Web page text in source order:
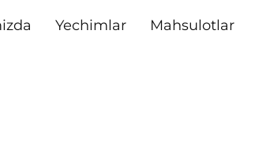
Yechimlar Mahsulotlar